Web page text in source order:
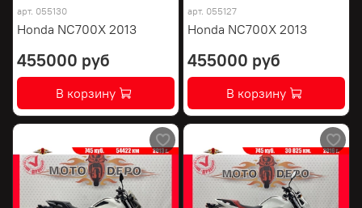
арт. 055130
Honda NC700X 2013
455000 руб
В корзину
арт. 055127
Honda NC700X 2013
455000 руб
В корзину